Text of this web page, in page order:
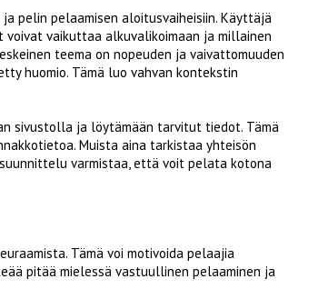
pelin pelaamisen aloitusvaiheisiin. Käyttäjä
voivat vaikuttaa alkuvalikoimaan ja millainen
teema on nopeuden ja vaivattomuuden
huomio. Tämä luo vahvan kontekstin
sivustolla ja löytämään tarvitut tiedot. Tämä
Muista aina tarkistaa yhteisön
varmistaa, että voit pelata kotona
Tämä voi motivoida pelaajia
pitää mielessä vastuullinen pelaaminen ja